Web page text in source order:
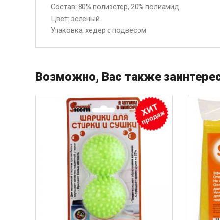
Состав: 80% полиэстер, 20% полиамид
Цвет: зеленый
Упаковка: хедер с подвесом
Возможно, Вас также